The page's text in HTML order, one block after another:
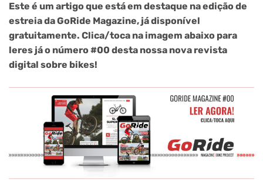
Este é um artigo que está em destaque na edição de
estreia da GoRide Magazine, já disponível
gratuitamente. Clica/toca na imagem abaixo para
leres já o número #00 desta nossa nova revista
digital sobre bikes!